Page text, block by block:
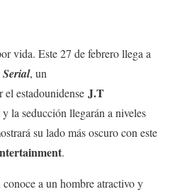
vida. Este 27 de febrero llega a
Serial, un
estadounidense J.T
la seducción llegarán a niveles
su lado más oscuro con este
.
a un hombre atractivo y